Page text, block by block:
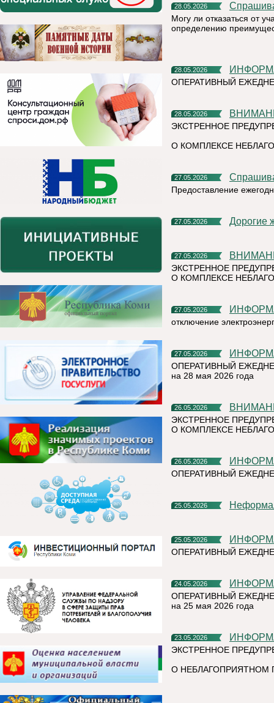
28.05.2026
Могу ли отказаться от
определению
28.05.2026
ОПЕРАТИВНЫЙ
28.05.2026
ЭКСТРЕННОЕ
О КОМПЛЕКСЕ
27.05.2026
Предоставление
27.05.2026 Дорогие
27.05.2026
ЭКСТРЕННОЕ
О КОМПЛЕКСЕ
27.05.2026
отключение
27.05.2026
ОПЕРАТИВНЫЙ
на 28 мая 2026 года
26.05.2026
ЭКСТРЕННОЕ
О КОМПЛЕКСЕ
26.05.2026
ОПЕРАТИВНЫЙ
25.05.2026
25.05.2026
ОПЕРАТИВНЫЙ
24.05.2026
ОПЕРАТИВНЫЙ
на 25 мая 2026 года
23.05.2026
ЭКСТРЕННОЕ
О НЕБЛАГОПРИЯТНОМ